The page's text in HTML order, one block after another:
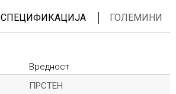
СПЕЦИФИКАЦИЈА ГОЛЕМИНИ
Вредност
ПРСТЕН